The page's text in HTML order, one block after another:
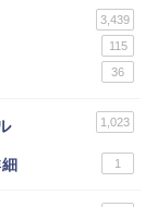
3,439
115
36
1,023
1